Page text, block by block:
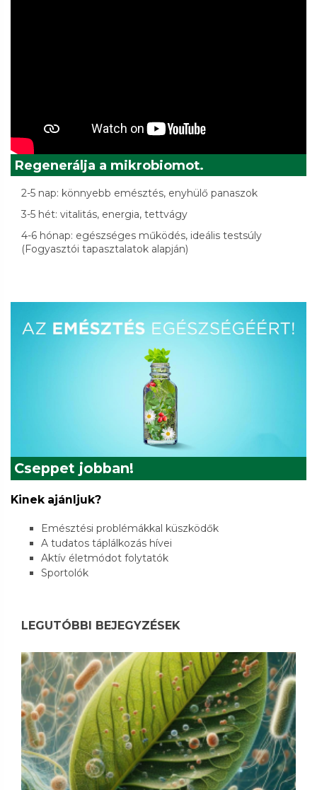
Regenerálja a mikrobiomot.
2-5 nap: könnyebb emésztés, enyhülő panaszok
3-5 hét: vitalitás, energia, tettvágy
4-6 hónap: egészséges működés, ideális testsúly
(Fogyasztói tapasztalatok alapján)
Cseppet jobban!
Kinek ajánljuk?
Emésztési problémákkal küszködők
A tudatos táplálkozás hívei
Aktív életmódot folytatók
Sportolók
LEGUTÓBBI BEJEGYZÉSEK